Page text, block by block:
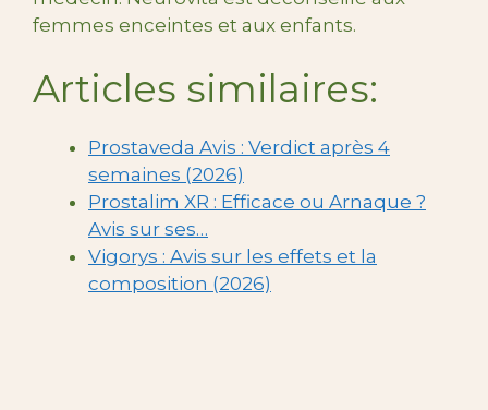
femmes enceintes et aux enfants.
Articles similaires:
Prostaveda Avis : Verdict après 4
semaines (2026)
Prostalim XR : Efficace ou Arnaque ?
Avis sur ses…
Vigorys : Avis sur les effets et la
composition (2026)